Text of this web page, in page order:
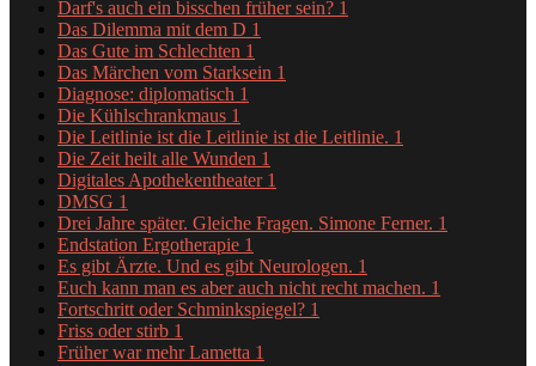
Darf's auch ein bisschen früher sein? 1
Das Dilemma mit dem D 1
Das Gute im Schlechten 1
Das Märchen vom Starksein 1
Diagnose: diplomatisch 1
Die Kühlschrankmaus 1
Die Leitlinie ist die Leitlinie ist die Leitlinie. 1
Die Zeit heilt alle Wunden 1
Digitales Apothekentheater 1
DMSG 1
Drei Jahre später. Gleiche Fragen. Simone Ferner. 1
Endstation Ergotherapie 1
Es gibt Ärzte. Und es gibt Neurologen. 1
Euch kann man es aber auch nicht recht machen. 1
Fortschritt oder Schminkspiegel? 1
Friss oder stirb 1
Früher war mehr Lametta 1